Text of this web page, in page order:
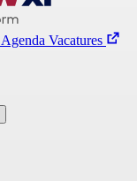
Agenda Vacatures